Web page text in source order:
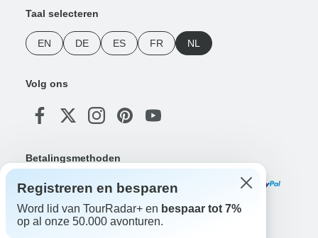
Taal selecteren
EN DE ES FR NL
Volg ons
Betalingsmethoden
Registreren en besparen
Word lid van TourRadar+ en bespaar tot 7%
op al onze 50.000 avonturen.